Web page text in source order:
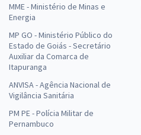
MME - Ministério de Minas e
Energia
MP GO - Ministério Público do
Estado de Goiás - Secretário
Auxiliar da Comarca de
Itapuranga
ANVISA - Agência Nacional de
Vigilância Sanitária
PM PE - Polícia Militar de
Pernambuco